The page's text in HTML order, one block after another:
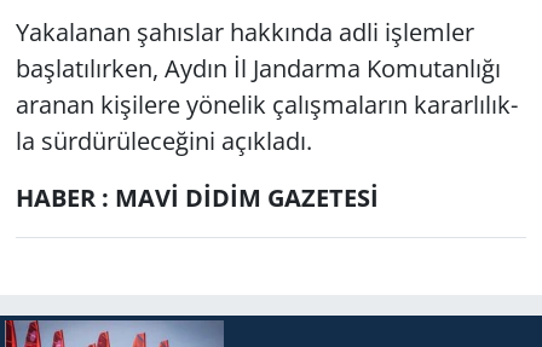
Ya­ka­la­nan şa­hıs­lar hak­kın­da adli iş­lem­ler
baş­la­tı­lır­ken, Aydın İl Jan­dar­ma Ko­mu­tan­lı­ğı
ara­nan ki­şi­le­re yö­ne­lik ça­lış­ma­la­rın ka­rar­lı­lık­
la sür­dü­rü­le­ce­ği­ni açık­la­dı.
HABER : MAVİ DİDİM GAZETESİ